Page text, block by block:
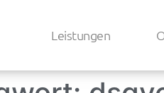
Leistungen